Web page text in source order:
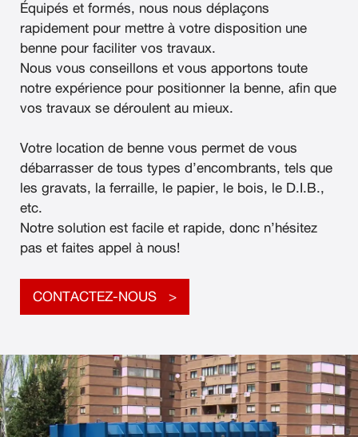
Équipés et formés, nous nous déplaçons
rapidement pour mettre à votre disposition une
benne pour faciliter vos travaux.
Nous vous conseillons et vous apportons toute
notre expérience pour positionner la benne, afin que
vos travaux se déroulent au mieux.
Votre location de benne vous permet de vous
débarrasser de tous types d’encombrants, tels que
les gravats, la ferraille, le papier, le bois, le D.I.B.,
etc.
Notre solution est facile et rapide, donc n’hésitez
pas et faites appel à nous!
CONTACTEZ-NOUS